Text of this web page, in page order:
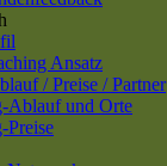
Ansatz
/ Preise / Partner
Ablauf und Orte
Preise